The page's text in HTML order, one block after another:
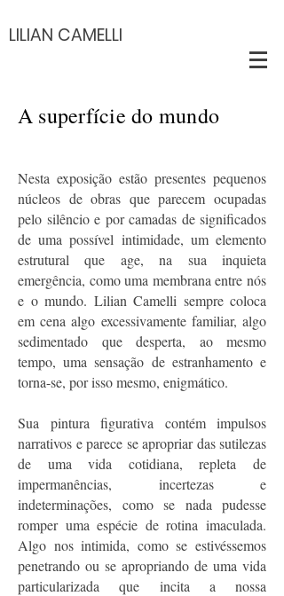
LILIAN CAMELLI
A superfície do mundo
Nesta exposição estão presentes pequenos
núcleos de obras que parecem ocupadas
pelo silêncio e por camadas de significados
de uma possível intimidade, um elemento
estrutural que age, na sua inquieta
emergência, como uma membrana entre nós
e o mundo. Lilian Camelli sempre coloca
em cena algo excessivamente familiar, algo
sedimentado que desperta, ao mesmo
tempo, uma sensação de estranhamento e
torna-se, por isso mesmo, enigmático.
Sua pintura figurativa contém impulsos
narrativos e parece se apropriar das sutilezas
de uma vida cotidiana, repleta de
impermanências, incertezas e
indeterminações, como se nada pudesse
romper uma espécie de rotina imaculada.
Algo nos intimida, como se estivéssemos
penetrando ou se apropriando de uma vida
particularizada que incita a nossa